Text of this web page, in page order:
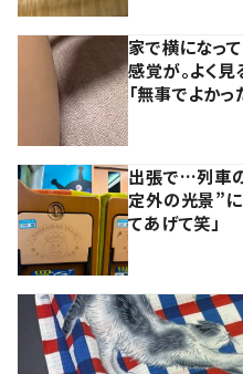
家で横になっ
感覚が。よく見
「無事でよかっ
出張で…列車
定外の光景”に
てあげて笑」